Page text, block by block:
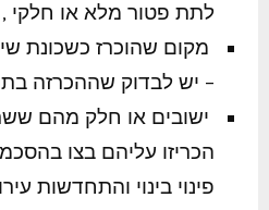
לתת פטור מלא או חלקי
מקום שהוכרז כשכונת
– יש לבדוק שההכרזה
ישובים או חלק מהם
הכריזו עליהם בצו
פינוי בינוי והתחדשות